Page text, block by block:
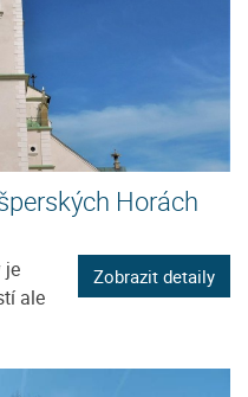
Horách
je
ale
Zobrazit detaily